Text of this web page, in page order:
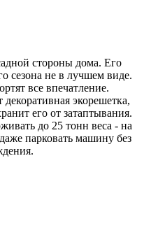
стороны дома. Его
сезона не в лучшем виде.
все впечатление.
экорешетка,
его от затаптывания.
до 25 тонн веса - на
парковать машину без